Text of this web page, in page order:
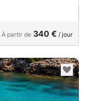
À partir de 340 € / jour